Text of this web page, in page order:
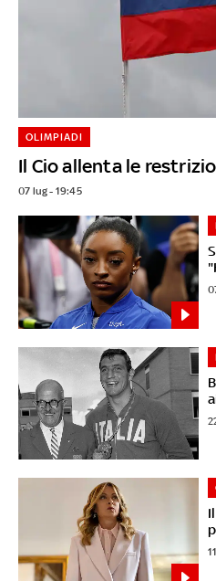
Il Cio allenta le
OLIMPIADI
07 lug - 19:45